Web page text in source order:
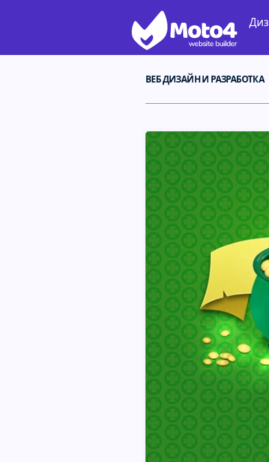
ВЕБ ДИЗАЙН И РАЗРАБОТКА